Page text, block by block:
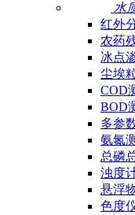
水
红外
农药
冰点
尘埃
COD
BOD
多参
氨氮
总磷
浊度
悬浮
色度